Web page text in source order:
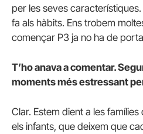
per les seves
fa als hàbits. Ens trobem
començar P3 ja no ha de
T’ho anava a comentar.
moments més estressant
Clar. Estem dient a les
els infants, que deixem que